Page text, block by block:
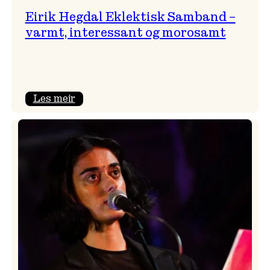
Eirik Hegdal Eklektisk Samband –
varmt, interessant og morosamt
Les meir:
Eklektisk
Samband
–
varmt,
interessant
morosamt